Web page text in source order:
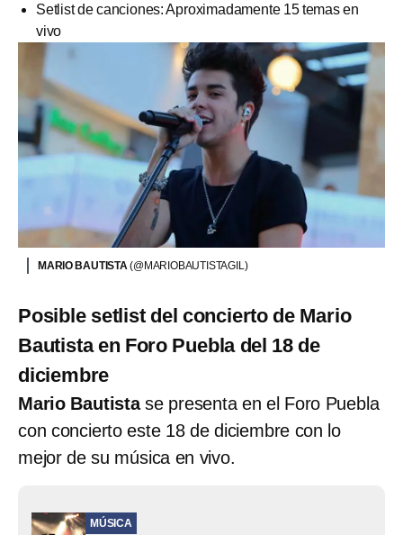
Setlist de canciones: Aproximadamente 15 temas en
vivo
MARIO BAUTISTA(@MARIOBAUTISTAGIL)
Posible setlist del concierto de Mario
Bautista en Foro Puebla del 18 de
diciembre
Mario Bautistase presenta en el Foro Puebla
con concierto este 18 de diciembre con lo
mejor de su música en vivo.
MÚSICA